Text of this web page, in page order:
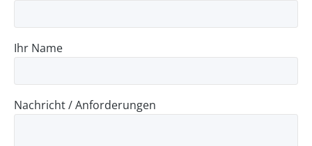
Ihr Name
Nachricht / Anforderungen